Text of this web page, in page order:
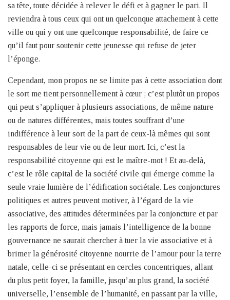
sa tête, toute décidée à relever le défi et à gagner le pari. Il
reviendra à tous ceux qui ont un quelconque attachement à cette
ville ou qui y ont une quelconque responsabilité, de faire ce
qu’il faut pour soutenir cette jeunesse qui refuse de jeter
l’éponge.
Cependant, mon propos ne se limite pas à cette association dont
le sort me tient personnellement à cœur ; c’est plutôt un propos
qui peut s’appliquer à plusieurs associations, de même nature
ou de natures différentes, mais toutes souffrant d’une
indifférence à leur sort de la part de ceux-là mêmes qui sont
responsables de leur vie ou de leur mort. Ici, c’est la
responsabilité citoyenne qui est le maître-mot ! Et au-delà,
c’est le rôle capital de la société civile qui émerge comme la
seule vraie lumière de l’édification sociétale. Les conjonctures
politiques et autres peuvent motiver, à l’égard de la vie
associative, des attitudes déterminées par la conjoncture et par
les rapports de force, mais jamais l’intelligence de la bonne
gouvernance ne saurait chercher à tuer la vie associative et à
brimer la générosité citoyenne nourrie de l’amour pour la terre
natale, celle-ci se présentant en cercles concentriques, allant
du plus petit foyer, la famille, jusqu’au plus grand, la société
universelle, l’ensemble de l’humanité, en passant par la ville,